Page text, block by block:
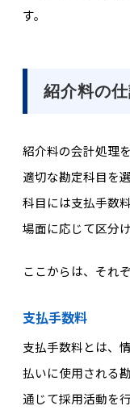
す。
紹介料の仕
紹介料の会計処理
適切な勘定科目を
科目には支払手数
場面に応じて区分け
ここからは、それ
支払手数料
支払手数料とは、
払いに使用される
通じて採用活動を